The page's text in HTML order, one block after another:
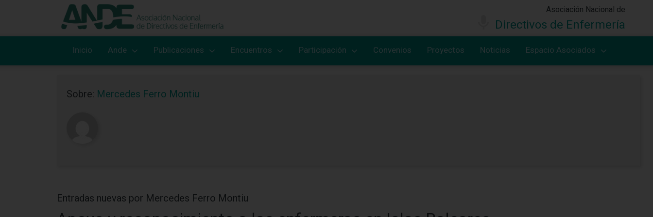
Asociación Nacional de
Directivos de Enfermería
Inicio Ande Publicaciones Encuentros Participación Convenios Proyectos Noticias Espacio Asociados
Sobre: Mercedes Ferro Montiu
Entradas nuevas por Mercedes Ferro Montiu